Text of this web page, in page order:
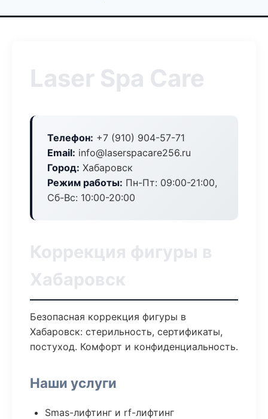
Laser Spa Care
Телефон: +7 (910) 904-57-71
Email: info@laserspacare256.ru
Город: Хабаровск
Режим работы: Пн-Пт: 09:00-21:00,
Сб-Вс: 10:00-20:00
Коррекция фигуры в
Хабаровск
Безопасная коррекция фигуры в
Хабаровск: стерильность, сертификаты,
постуход. Комфорт и конфиденциальность.
Наши услуги
Smas-лифтинг и rf-лифтинг